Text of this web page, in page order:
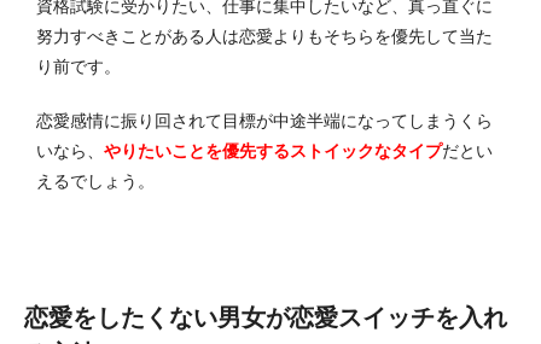
資格試験に受かりたい、仕事に集中したいなど、真っ直ぐに
努力すべきことがある人は恋愛よりもそちらを優先して当た
り前です。
恋愛感情に振り回されて目標が中途半端になってしまうくら
いなら、 やりたいことを優先するストイックなタイプだとい
えるでしょう。
恋愛をしたくない男女が恋愛スイッチを入れ